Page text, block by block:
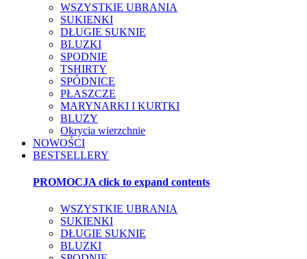
WSZYSTKIE UBRANIA
SUKIENKI
DŁUGIE SUKNIE
BLUZKI
SPODNIE
TSHIRTY
SPÓDNICE
PŁASZCZE
MARYNARKI I KURTKI
BLUZY
Okrycia wierzchnie
NOWOŚCI
BESTSELLERY
PROMOCJA click to expand contents
WSZYSTKIE UBRANIA
SUKIENKI
DŁUGIE SUKNIE
BLUZKI